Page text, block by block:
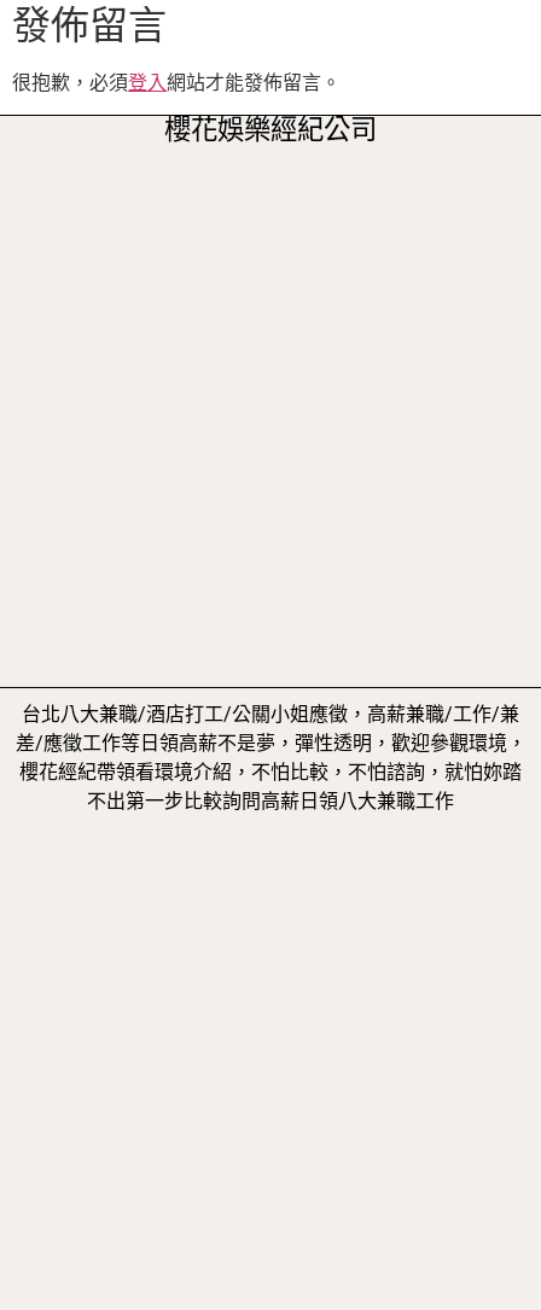
發佈留言
很抱歉，必須登入網站才能發佈留言。
櫻花娛樂經紀公司
台北八大兼職/酒店打工/公關小姐應徵，高薪兼職/工作/兼
差/應徵工作等日領高薪不是夢，彈性透明，歡迎參觀環境，
櫻花經紀帶領看環境介紹，不怕比較，不怕諮詢，就怕妳踏
不出第一步比較詢問高薪日領八大兼職工作